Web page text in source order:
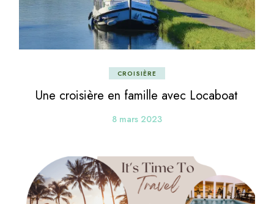
CROISIÈRE
Une croisière en famille avec Locaboat
8 mars 2023